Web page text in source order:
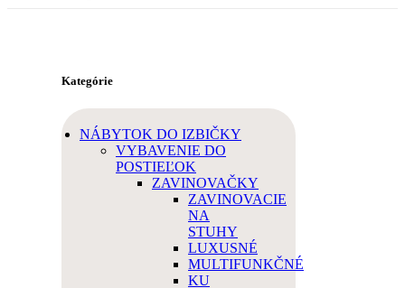
Kategórie
NÁBYTOK DO IZBIČKY
VYBAVENIE DO
POSTIEĽOK
ZAVINOVAČKY
ZAVINOVACIE
NA
STUHY
LUXUSNÉ
MULTIFUNKČNÉ
KU